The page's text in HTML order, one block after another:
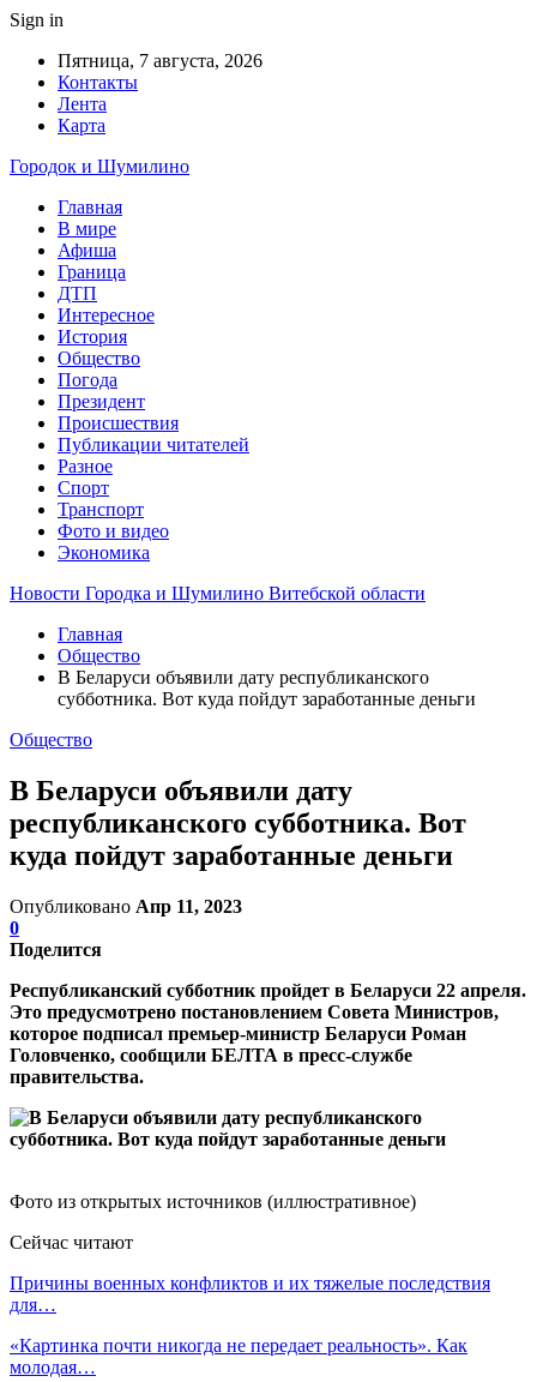
Sign in
Пятница, 7 августа, 2026
Контакты
Лента
Карта
Городок и Шумилино
Главная
В мире
Афиша
Граница
ДТП
Интересное
История
Общество
Погода
Президент
Происшествия
Публикации читателей
Разное
Спорт
Транспорт
Фото и видео
Экономика
Новости Городка и Шумилино Витебской области
Главная
Общество
В Беларуси объявили дату республиканского
субботника. Вот куда пойдут заработанные деньги
Общество
В Беларуси объявили дату
республиканского субботника. Вот
куда пойдут заработанные деньги
Опубликовано Апр 11, 2023
0
Поделится
Республиканский субботник пройдет в Беларуси 22 апреля.
Это предусмотрено постановлением Совета Министров,
которое подписал премьер-министр Беларуси Роман
Головченко, сообщили БЕЛТА в пресс-службе
правительства.
Фото из открытых источников (иллюстративное)
Сейчас читают
Причины военных конфликтов и их тяжелые последствия
для…
«Картинка почти никогда не передает реальность». Как
молодая…